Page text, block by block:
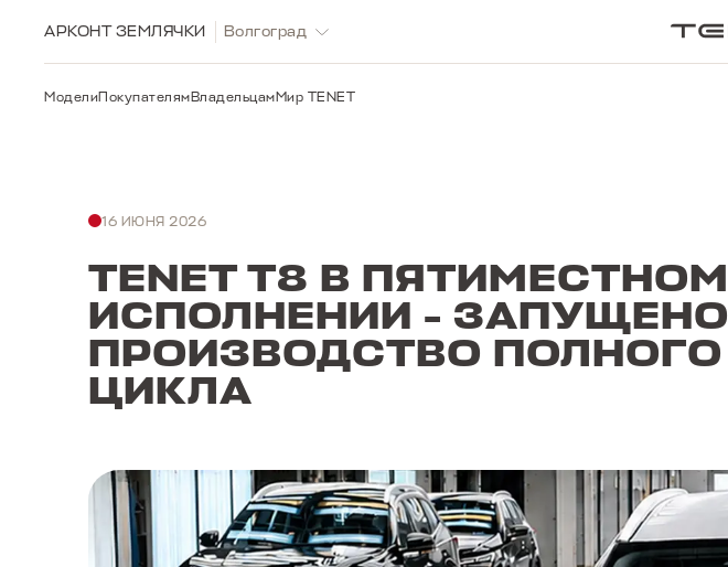
МоделиПокупателямВладельцамМир TENET
АРКОНТ ЗЕМЛЯЧКИ Волгоград
16 ИЮНЯ 2026
TENET T8 В ПЯТИМЕСТНОМ
ИСПОЛНЕНИИ - ЗАПУЩЕНО
ПРОИЗВОДСТВО ПОЛНОГО
ЦИКЛА